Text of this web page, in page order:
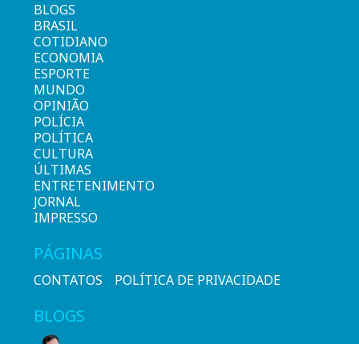
BLOGS
BRASIL
COTIDIANO
ECONOMIA
ESPORTE
MUNDO
OPINIÃO
POLÍCIA
POLÍTICA
CULTURA
ÚLTIMAS
ENTRETENIMENTO
JORNAL
IMPRESSO
PÁGINAS
CONTATOS POLÍTICA DE PRIVACIDADE
BLOGS